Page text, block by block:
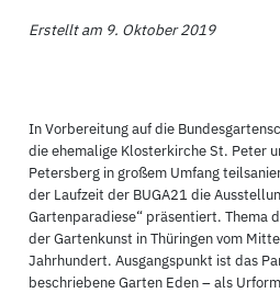
Erstellt am 9. Oktober 2019
In Vorbereitung auf die
die ehemalige Klosterkirche St. Peter
Petersberg in großem Umfang
der Laufzeit der BUGA21 die
Gartenparadiese“ präsentiert. Thema
der Gartenkunst in Thüringen vom
Jahrhundert. Ausgangspunkt ist das
beschriebene Garten Eden – als